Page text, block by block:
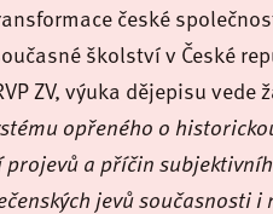
české
školství v České
ZV, výuka dějepisu vede
opřeného o
a příčin
jevů současnosti